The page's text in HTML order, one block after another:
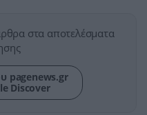
στα αποτελέσματα
pagenews.gr
Discover